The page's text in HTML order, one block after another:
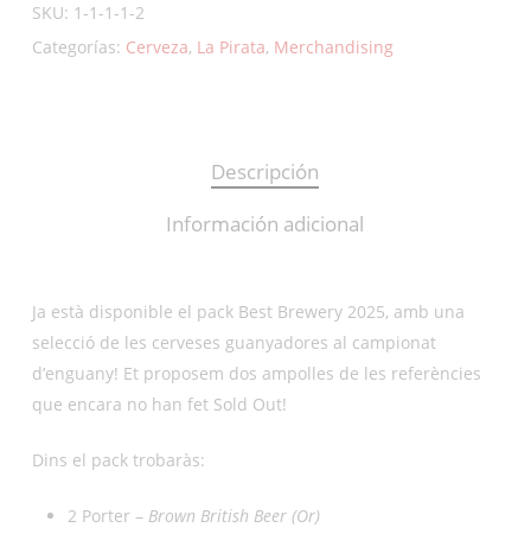
SKU: 1-1-1-1-2
Categorías: Cerveza, La Pirata, Merchandising
Descripción
Información adicional
Ja està disponible el pack Best Brewery 2025, amb una
selecció de les cerveses guanyadores al campionat
d’enguany! Et proposem dos ampolles de les referències
que encara no han fet Sold Out!
Dins el pack trobaràs:
2 Porter – Brown British Beer (Or)